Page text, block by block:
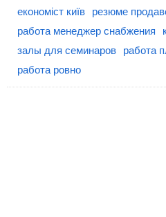
економіст київ
резюме
работа менеджер снабжения
залы для семинаров
работа
работа ровно